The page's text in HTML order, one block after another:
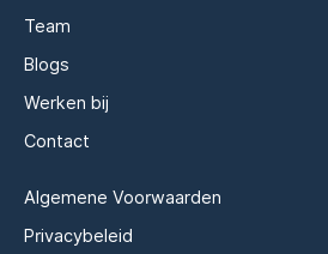
Team
Blogs
Werken bij
Contact
Algemene Voorwaarden
Privacybeleid